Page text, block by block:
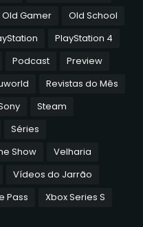
Old Gamer
Old School
PlayStation 4
Podcast
Preview
Revistas do Mês
Steam
Séries
Show
Velharia
Vídeos do Jarrão
Pass
Xbox Series S